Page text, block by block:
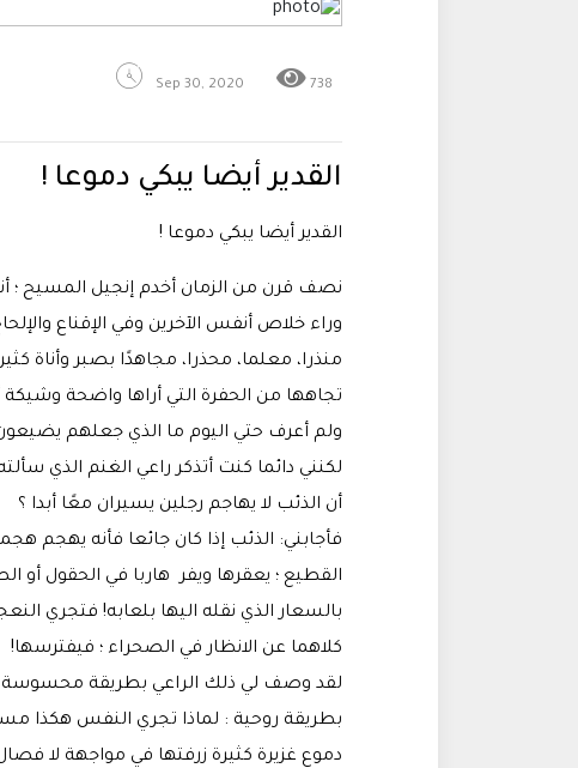
Sep 30, 2020 738
القدير أيضا يبكي دموعا !
القدير أيضا يبكي دموعا !
نصف قرن من الزمان أخدم إنجيل المسيح ؛
وراء خلاص أنفس الآخرين وفي الإقناع
منذرا، معلما، محذرا، مجاهدًا بصبر وأناة
تجاهها من الحفرة التي أراها واضحة وشيكة
ولم أعرف حتي اليوم ما الذي جعلهم
لكنني دائما كنت أتذكر راعي الغنم الذي
أن الذئب لا يهاجم رجلين يسيران معًا أبدا ؟
فأجابني: الذئب إذا كان جائعا فأنه يهجم
القطيع ؛ يعقرها ويفر هاربا في الحقول
بالسعار الذي نقله اليها بلعابه! فتجري
كلاهما عن الانظار في الصحراء ؛ فيفترسها!
لقد وصف لي ذلك الراعي بطريقة
بطريقة روحية : لماذا تجري النفس هكذا
دموع غزيرة كثيرة زرفتها في مواجهة لا